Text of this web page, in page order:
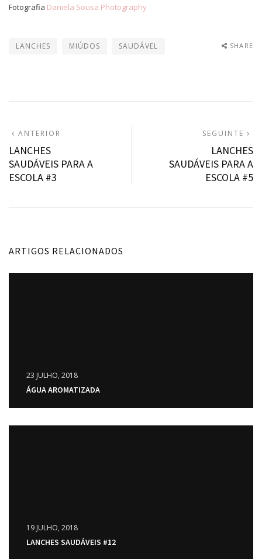
Fotografia Daniela Sousa Photography
SHARE
LANCHES MIÚDOS SAUDÁVEL
Navegação
de
artigos
ANTERIOR
LANCHES
SAUDÁVEIS PARA A
ESCOLA #3
SEGUINTE
LANCHES
SAUDÁVEIS PARA A
ESCOLA #5
ARTIGOS RELACIONADOS
23 JULHO, 2018
ÁGUA AROMATIZADA
19 JULHO, 2018
LANCHES SAUDÁVEIS #12